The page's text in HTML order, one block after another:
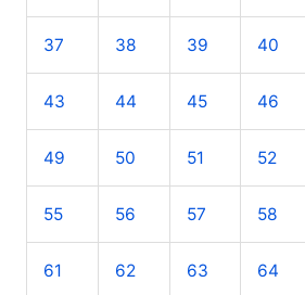
37 38 39 40
43 44 45 46
49 50 51 52
55 56 57 58
61 62 63 64